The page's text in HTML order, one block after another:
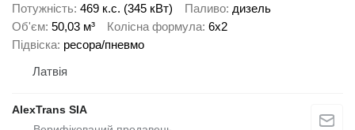
Потужність 469 к.с. (345 кВт) Паливо дизель
Об'єм 50,03 м³ Колісна формула 6x2
Підвіска ресора/пневмо
Латвія
AlexTrans SIA